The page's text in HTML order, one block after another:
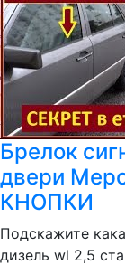
Брелок
двери
КНОПКИ
Подскажите
дизель wl 2,5